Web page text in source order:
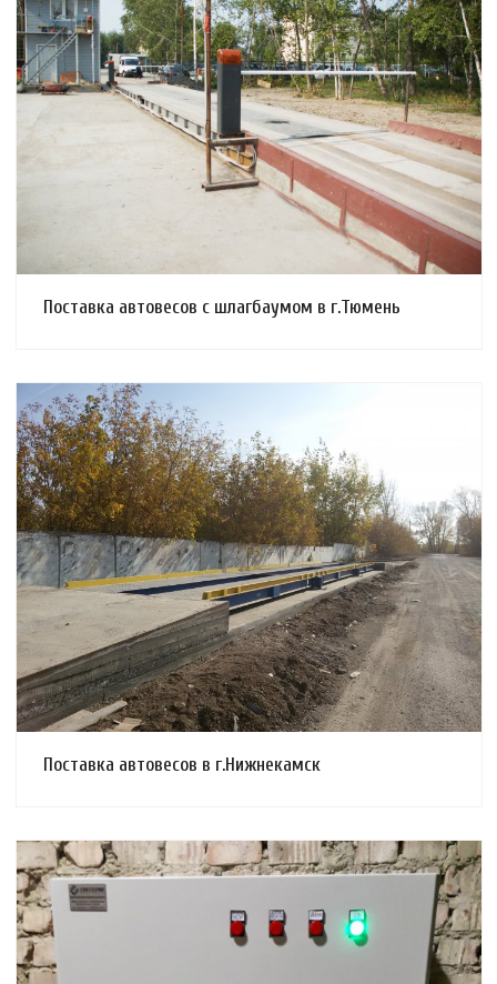
Смотреть проект
Поставка автовесов с шлагбаумом в г.Тюмень
Смотреть проект
Поставка автовесов в г.Нижнекамск